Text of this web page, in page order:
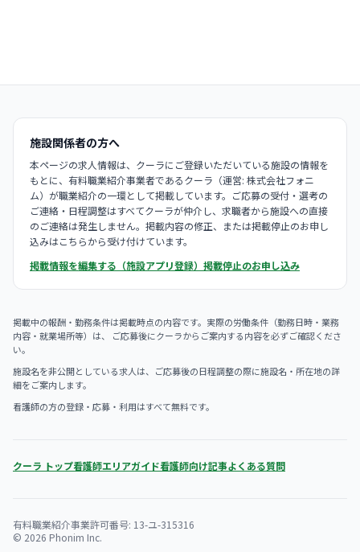
施設関係者の方へ
本ページの求人情報は、クーラにご登録いただいている施設の情報を
もとに、有料職業紹介事業者であるクーラ（運営: 株式会社フォニ
ム）が職業紹介の一環として掲載しています。ご応募の受付・選考の
ご連絡・日程調整はすべてクーラが仲介し、求職者から施設への直接
のご連絡は発生しません。掲載内容の修正、または掲載停止のお申し
込みはこちらから受け付けています。
掲載情報を編集する（施設アプリ登録） 掲載停止のお申し込み
掲載中の報酬・勤務条件は掲載時点の内容です。実際の労働条件（勤務日時・業務
内容・就業場所等）は、 ご応募後にクーラからご案内する内容を必ずご確認くださ
い。
施設名を非公開としている求人は、ご応募後の日程調整の際に施設名・所在地の詳
細をご案内します。
看護師の方の登録・応募・利用はすべて無料です。
クーラ トップ看護師エリアガイド看護師向け記事よくある質問
有料職業紹介事業許可番号: 13-ユ-315316
© 2026 Phonim Inc.